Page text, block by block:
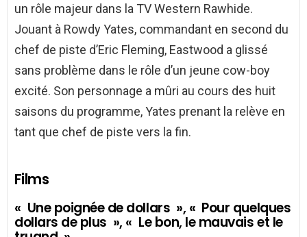
un rôle majeur dans la TV Western Rawhide.
Jouant à Rowdy Yates, commandant en second du
chef de piste d’Eric Fleming, Eastwood a glissé
sans problème dans le rôle d’un jeune cow-boy
excité. Son personnage a mûri au cours des huit
saisons du programme, Yates prenant la relève en
tant que chef de piste vers la fin.
Films
« Une poignée de dollars », « Pour quelques
dollars de plus », « Le bon, le mauvais et le